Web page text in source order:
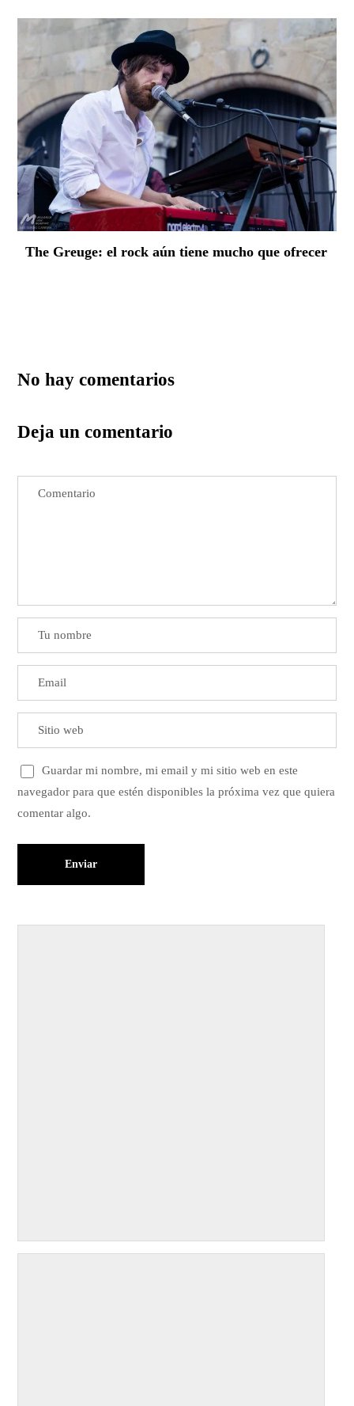
The Greuge: el rock aún tiene mucho que ofrecer
No hay comentarios
Deja un comentario
Guardar mi nombre, mi email y mi sitio web en este
navegador para que estén disponibles la próxima vez que quiera
comentar algo.